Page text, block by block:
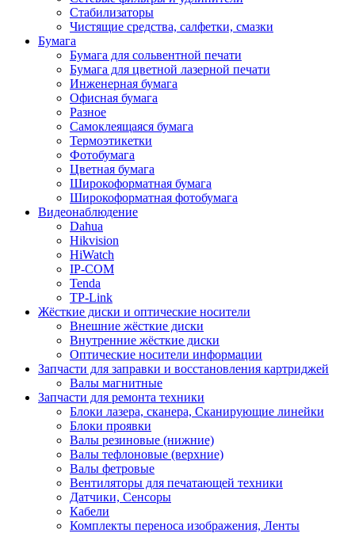
Стабилизаторы
Чистящие средства, салфетки, смазки
Бумага
Бумага для сольвентной печати
Бумага для цветной лазерной печати
Инженерная бумага
Офисная бумага
Разное
Самоклеящаяся бумага
Термоэтикетки
Фотобумага
Цветная бумага
Широкоформатная бумага
Широкоформатная фотобумага
Видеонаблюдение
Dahua
Hikvision
HiWatch
IP-COM
Tenda
TP-Link
Жёсткие диски и оптические носители
Внешние жёсткие диски
Внутренние жёсткие диски
Оптические носители информации
Запчасти для заправки и восстановления картриджей
Валы магнитные
Запчасти для ремонта техники
Блоки лазера, сканера, Сканирующие линейки
Блоки проявки
Валы резиновые (нижние)
Валы тефлоновые (верхние)
Валы фетровые
Вентиляторы для печатающей техники
Датчики, Сенсоры
Кабели
Комплекты переноса изображения, Ленты